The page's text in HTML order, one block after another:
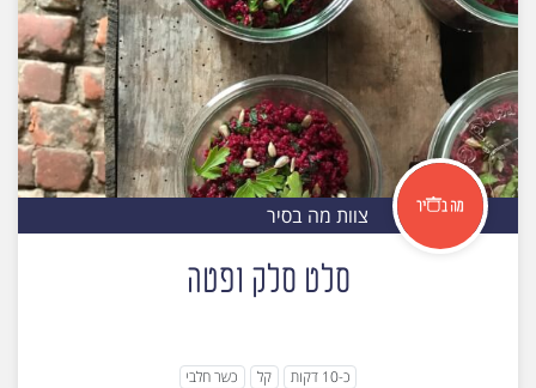
צוות מה בסיר
סלט סלק ופטה
כ-10 דקות קל כשר חלבי